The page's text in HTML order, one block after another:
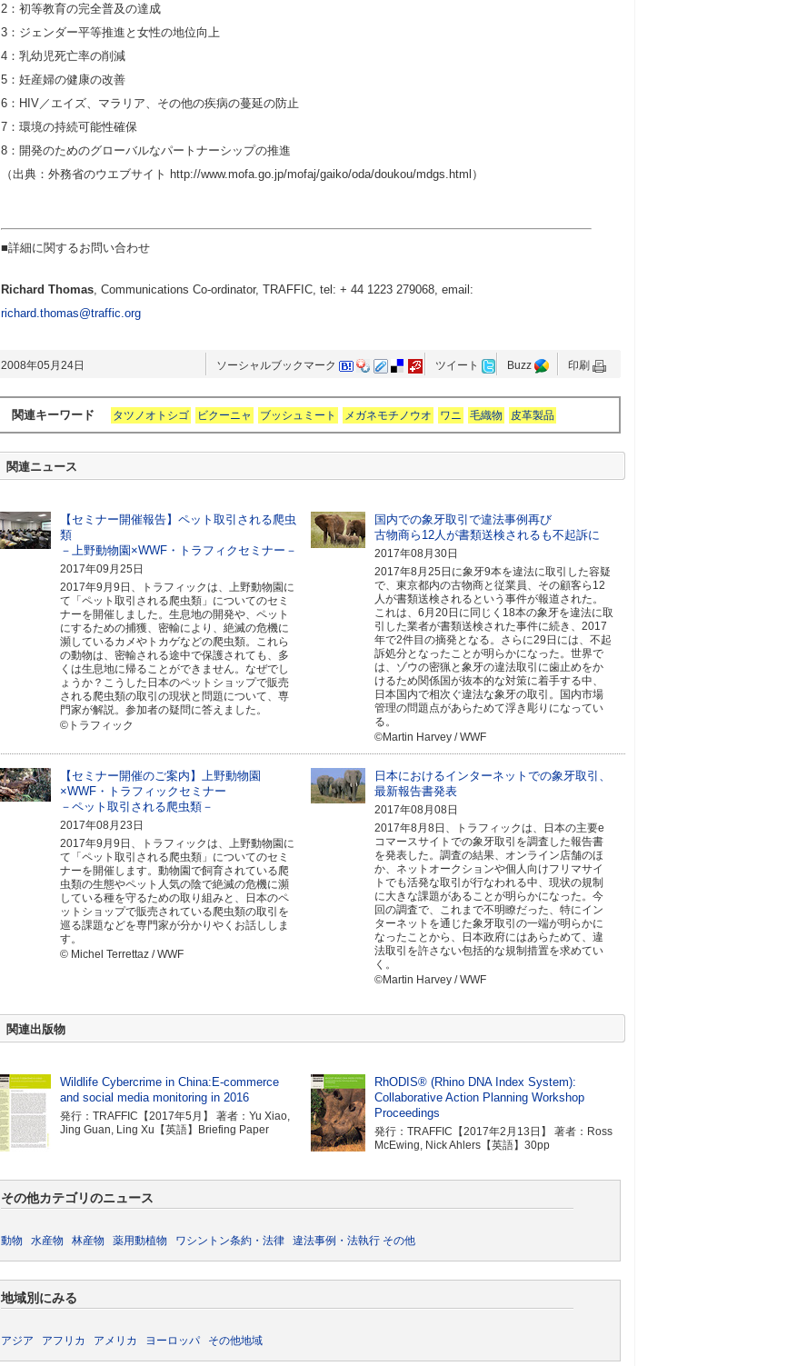
2：初等教育の完全普及の達成
3：ジェンダー平等推進と女性の地位向上
4：乳幼児死亡率の削減
5：妊産婦の健康の改善
6：HIV／エイズ、マラリア、その他の疾病の蔓延の防止
7：環境の持続可能性確保
8：開発のためのグローバルなパートナーシップの推進
（出典：外務省のウエブサイト http://www.mofa.go.jp/mofaj/gaiko/oda/doukou/mdgs.html）
■詳細に関するお問い合わせ
Richard Thomas, Communications Co-ordinator, TRAFFIC, tel: + 44 1223 279068, email:
richard.thomas@traffic.org
2008年05月24日 ソーシャルブックマーク ツイート Buzz 印刷
関連キーワード タツノオトシゴ ビクーニャ ブッシュミート メガネモチノウオ ワニ 毛織物 皮革製品
関連ニュース
【セミナー開催報告】ペット取引される爬虫
類
－上野動物園×WWF・トラフィクセミナー－
2017年09月25日
2017年9月9日、トラフィックは、上野動物園に
て「ペット取引される爬虫類」についてのセミ
ナーを開催しました。生息地の開発や、ペット
にするための捕獲、密輸により、絶滅の危機に
瀕しているカメやトカゲなどの爬虫類。これら
の動物は、密輸される途中で保護されても、多
くは生息地に帰ることができません。なぜでし
ょうか？こうした日本のペットショップで販売
される爬虫類の取引の現状と問題について、専
門家が解説。参加者の疑問に答えました。
©トラフィック
国内での象牙取引で違法事例再び
古物商ら12人が書類送検されるも不起訴に
2017年08月30日
2017年8月25日に象牙9本を違法に取引した容疑
で、東京都内の古物商と従業員、その顧客ら12
人が書類送検されるという事件が報道された。
これは、6月20日に同じく18本の象牙を違法に取
引した業者が書類送検された事件に続き、2017
年で2件目の摘発となる。さらに29日には、不起
訴処分となったことが明らかになった。世界で
は、ゾウの密猟と象牙の違法取引に歯止めをか
けるため関係国が抜本的な対策に着手する中、
日本国内で相次ぐ違法な象牙の取引。国内市場
管理の問題点があらためて浮き彫りになってい
る。
©Martin Harvey / WWF
【セミナー開催のご案内】上野動物園
×WWF・トラフィックセミナー
－ペット取引される爬虫類－
2017年08月23日
2017年9月9日、トラフィックは、上野動物園に
て「ペット取引される爬虫類」についてのセミ
ナーを開催します。動物園で飼育されている爬
虫類の生態やペット人気の陰で絶滅の危機に瀕
している種を守るための取り組みと、日本のペ
ットショップで販売されている爬虫類の取引を
巡る課題などを専門家が分かりやくお話ししま
す。
© Michel Terrettaz / WWF
日本におけるインターネットでの象牙取引、
最新報告書発表
2017年08月08日
2017年8月8日、トラフィックは、日本の主要e
コマースサイトでの象牙取引を調査した報告書
を発表した。調査の結果、オンライン店舗のほ
か、ネットオークションや個人向けフリマサイ
トでも活発な取引が行なわれる中、現状の規制
に大きな課題があることが明らかになった。今
回の調査で、これまで不明瞭だった、特にイン
ターネットを通じた象牙取引の一端が明らかに
なったことから、日本政府にはあらためて、違
法取引を許さない包括的な規制措置を求めてい
く。
©Martin Harvey / WWF
関連出版物
Wildlife Cybercrime in China:E-commerce
and social media monitoring in 2016
発行：TRAFFIC【2017年5月】 著者：Yu Xiao,
Jing Guan, Ling Xu【英語】Briefing Paper
RhODIS® (Rhino DNA Index System):
Collaborative Action Planning Workshop
Proceedings
発行：TRAFFIC【2017年2月13日】 著者：Ross
McEwing, Nick Ahlers【英語】30pp
その他カテゴリのニュース
動物 水産物 林産物 薬用動植物 ワシントン条約・法律 違法事例・法執行 その他
地域別にみる
アジア アフリカ アメリカ ヨーロッパ その他地域